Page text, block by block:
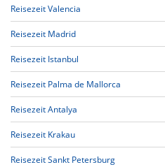
Reisezeit Valencia
Reisezeit Madrid
Reisezeit Istanbul
Reisezeit Palma de Mallorca
Reisezeit Antalya
Reisezeit Krakau
Reisezeit Sankt Petersburg